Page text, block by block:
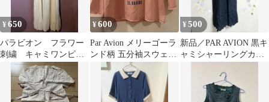
¥650
パラビオン フラワー
刺繍 キャミワンピー
ス フリーサイズ
¥600
Par Avion メリーゴーラ
ンド柄 五分袖スウェッ
¥500
新品／PAR AVION 黒キ
ャミシャーリングカッ